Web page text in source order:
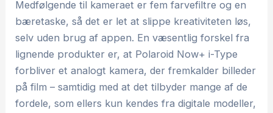
Medfølgende til kameraet er fem farvefiltre og en
bæretaske, så det er let at slippe kreativiteten løs,
selv uden brug af appen. En væsentlig forskel fra
lignende produkter er, at Polaroid Now+ i-Type
forbliver et analogt kamera, der fremkalder billeder
på film – samtidig med at det tilbyder mange af de
fordele, som ellers kun kendes fra digitale modeller,